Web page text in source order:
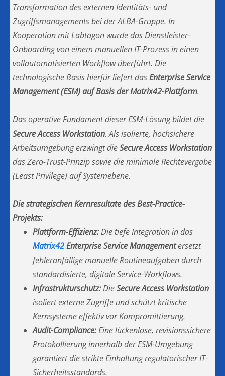
Transformation des externen Identitäts- und
Zugriffsmanagements bei der ALBA-Gruppe. In
Kooperation mit Labtagon wurde das Dienstleister-
Onboarding von einem manuellen IT-Prozess in einen
vollautomatisierten Workflow überführt. Die
technologische Basis hierfür liefert dasEnterprise Service
Management (ESM) auf Basis der Matrix42-Plattform.
Das operative Fundament dieser ESM-Lösung bildet die
Secure Access Workstation. Als isolierte, hochsichere
Arbeitsumgebung erzwingt dieSecure Access Workstation
das Zero-Trust-Prinzip sowie die minimale Rechtevergabe
(Least Privilege) auf Systemebene.
Die strategischen Kernresultate des Best-Practice-
Projekts:
Plattform-Effizienz:Die tiefe Integration in das
Matrix42Enterprise Service Managementersetzt
fehleranfällige manuelle Routineaufgaben durch
standardisierte, digitale Service-Workflows.
Infrastrukturschutz:DieSecure Access Workstation
isoliert externe Zugriffe und schützt kritische
Kernsysteme effektiv vor Kompromittierung.
Audit-Compliance:Eine lückenlose, revisionssichere
Protokollierung innerhalb der ESM-Umgebung
garantiert die strikte Einhaltung regulatorischer IT-
Sicherheitsstandards.